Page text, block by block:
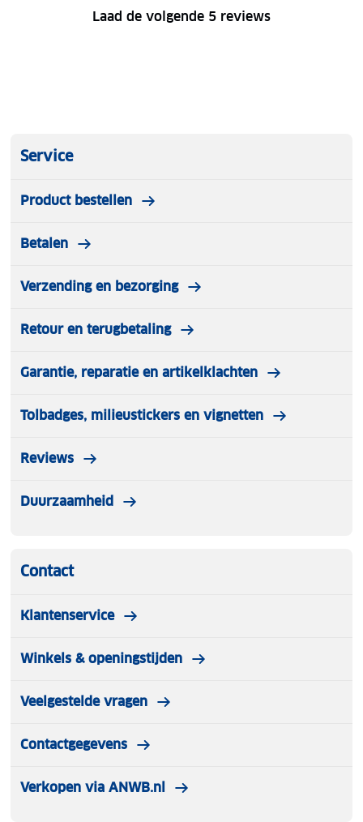
Laad de volgende 5 reviews
Service
Product bestellen
Betalen
Verzending en bezorging
Retour en terugbetaling
Garantie, reparatie en artikelklachten
Tolbadges, milieustickers en vignetten
Reviews
Duurzaamheid
Contact
Klantenservice
Winkels & openingstijden
Veelgestelde vragen
Contactgegevens
Verkopen via ANWB.nl